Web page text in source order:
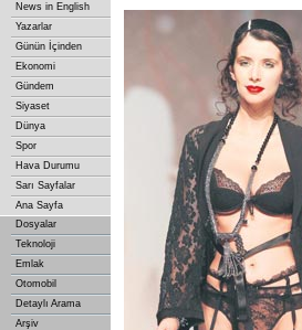
News in English
Yazarlar
Günün İçinden
Ekonomi
Gündem
Siyaset
Dünya
Spor
Hava Durumu
Sarı Sayfalar
Ana Sayfa
Dosyalar
Teknoloji
Emlak
Otomobil
Detaylı Arama
Arşiv